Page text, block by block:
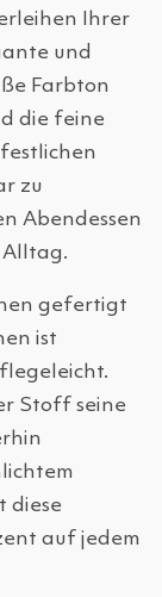
Ihrer
und
Farbton
die feine
zu
Abendessen
Alltag.
gefertigt
ist
Stoff seine
diese
auf jedem